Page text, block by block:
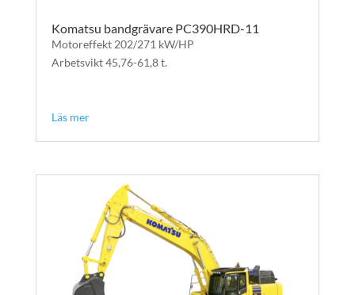
Komatsu bandgrävare PC390HRD-11
Motoreffekt 202/271 kW/HP
Arbetsvikt 45,76-61,8 t.
Läs mer